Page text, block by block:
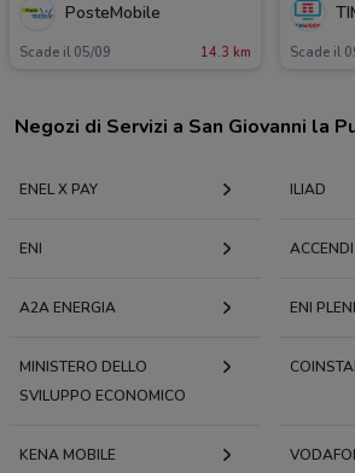
PosteMobile
Scade il 05/09 14.3 km Scade il
Negozi di Servizi a San Giovanni la
ENEL X PAY ILIAD
ENI
A2A ENERGIA ENI
MINISTERO DELLO
SVILUPPO ECONOMICO
KENA MOBILE